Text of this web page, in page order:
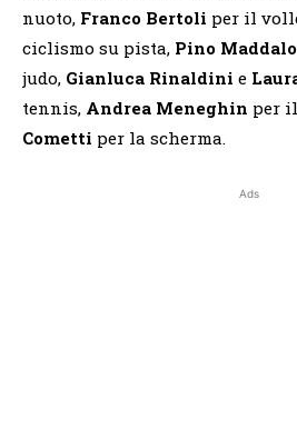
nuoto, Franco Bertoli per il
ciclismo su pista, Pino
judo, Gianluca Rinaldini e
tennis, Andrea Meneghin per
Cometti per la scherma.
Ads